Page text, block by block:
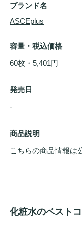
ブランド名
ASCEplus
容量・税込価格
60枚・5,401円
発売日
-
商品説明
こちらの商品情報は
1枚で角質ケアから
化粧水のベスト